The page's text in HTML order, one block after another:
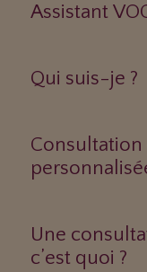
Assistant
Qui suis-je ?
Une
c’est quoi ?